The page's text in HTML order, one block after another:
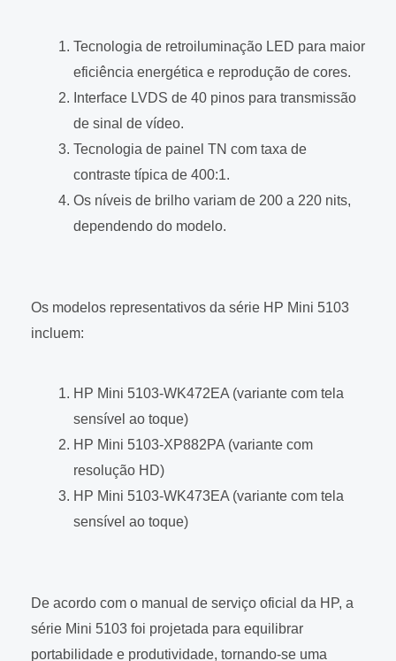
Tecnologia de retroiluminação LED para maior
eficiência energética e reprodução de cores.
Interface LVDS de 40 pinos para transmissão
de sinal de vídeo.
Tecnologia de painel TN com taxa de
contraste típica de 400:1.
Os níveis de brilho variam de 200 a 220 nits,
dependendo do modelo.
Os modelos representativos da série HP Mini 5103
incluem:
HP Mini 5103-WK472EA (variante com tela
sensível ao toque)
HP Mini 5103-XP882PA (variante com
resolução HD)
HP Mini 5103-WK473EA (variante com tela
sensível ao toque)
De acordo com o manual de serviço oficial da HP, a
série Mini 5103 foi projetada para equilibrar
portabilidade e produtividade, tornando-se uma